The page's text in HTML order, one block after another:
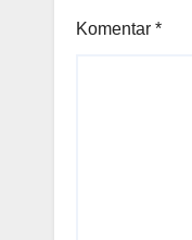
Komentar *